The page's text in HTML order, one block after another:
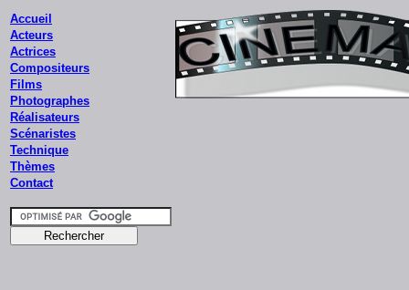
Accueil
Acteurs
Actrices
Compositeurs
Films
Photographes
Réalisateurs
Scénaristes
Technique
Thèmes
Contact